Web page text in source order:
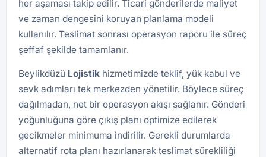
her aşaması takip edilir. Ticari gönderilerde maliyet
ve zaman dengesini koruyan planlama modeli
kullanılır. Teslimat sonrası operasyon raporu ile süreç
şeffaf şekilde tamamlanır.
Beylikdüzü Lojistik hizmetimizde teklif, yük kabul ve
sevk adımları tek merkezden yönetilir. Böylece süreç
dağılmadan, net bir operasyon akışı sağlanır. Gönderi
yoğunluğuna göre çıkış planı optimize edilerek
gecikmeler minimuma indirilir. Gerekli durumlarda
alternatif rota planı hazırlanarak teslimat sürekliliği